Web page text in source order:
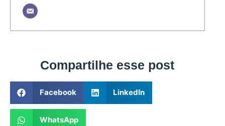
Compartilhe esse post
Facebook LinkedIn
WhatsApp